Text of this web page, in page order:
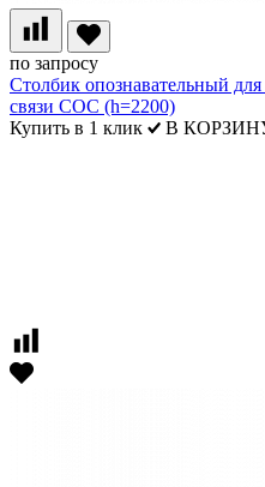
по запросу
Столбик опознавательный
связи СОС (h=2200)
Купить в 1 клик
В